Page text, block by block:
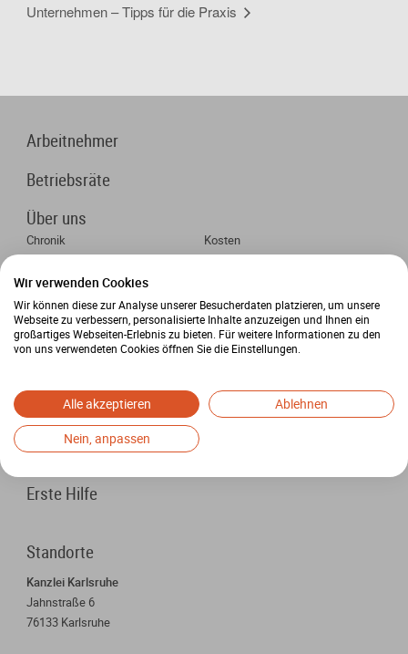
Unternehmen – Tipps für die Praxis
Arbeitnehmer
Betriebsräte
Über uns
Chronik
Kosten
Veranstaltungen
Anwälte
Michael Steigelmann
Alexander Fischer
Stephan Weidner
Markus Nagel
Luise Steigelmann
Maëla Bieberstein
Sarah Dollansky
Tim Beutel
Hans Löffler
Karriere
Erste Hilfe
Standorte
Kanzlei Karlsruhe
Jahnstraße 6
76133 Karlsruhe
Wir verwenden Cookies
Wir können diese zur Analyse unserer Besucherdaten platzieren, um unsere
Webseite zu verbessern, personalisierte Inhalte anzuzeigen und Ihnen ein
großartiges Webseiten-Erlebnis zu bieten. Für weitere Informationen zu den
von uns verwendeten Cookies öffnen Sie die Einstellungen.
Alle akzeptieren
Ablehnen
Nein, anpassen